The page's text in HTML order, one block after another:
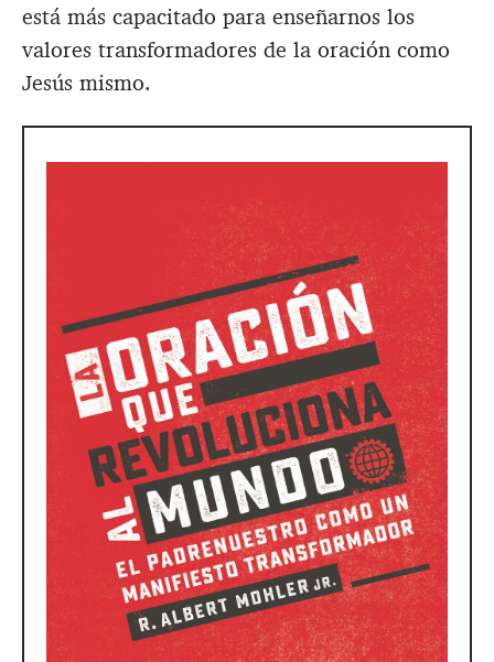
está más capacitado para enseñarnos los
valores transformadores de la oración como
Jesús mismo.